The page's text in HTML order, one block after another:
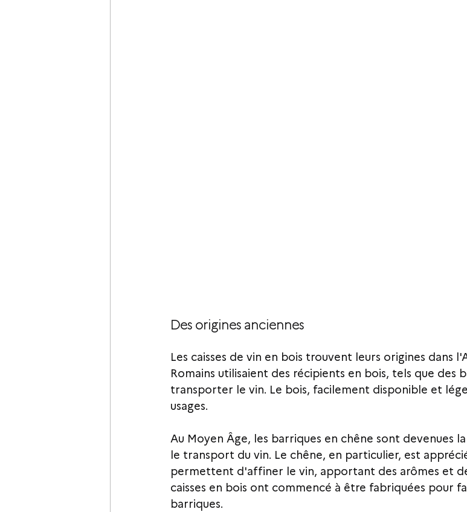
Des origines anciennes
Les caisses de vin en bois trouvent leurs origines dans
Romains utilisaient des récipients en bois, tels que des
transporter le vin. Le bois, facilement disponible et
usages.
Au Moyen Âge, les barriques en chêne sont devenues
le transport du vin. Le chêne, en particulier, est
permettent d'affiner le vin, apportant des arômes et
caisses en bois ont commencé à être fabriquées pour
barriques.